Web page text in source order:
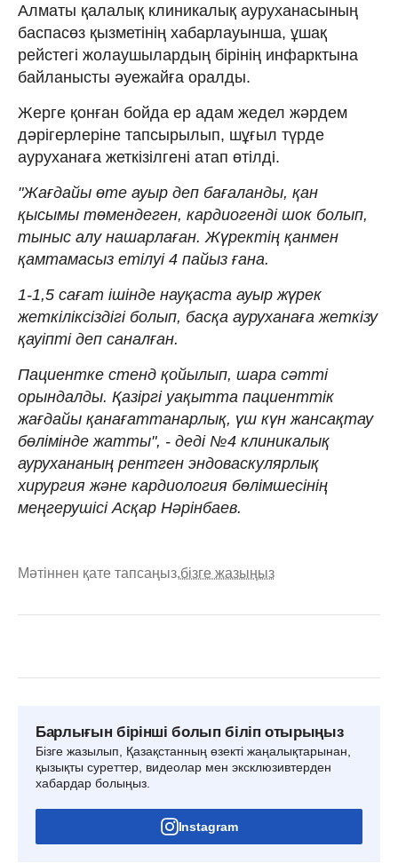
Алматы қалалық клиникалық ауруханасының
баспасөз қызметінің хабарлауынша, ұшақ
рейстегі жолаушылардың бірінің инфарктына
байланысты әуежайға оралды.
Жерге қонған бойда ер адам жедел жәрдем
дәрігерлеріне тапсырылып, шұғыл түрде
ауруханаға жеткізілгені атап өтілді.
"Жағдайы өте ауыр деп бағаланды, қан
қысымы төмендеген, кардиогенді шок болып,
тыныс алу нашарлаған. Жүректің қанмен
қамтамасыз етілуі 4 пайыз ғана.
1-1,5 сағат ішінде науқаста ауыр жүрек
жеткіліксіздігі болып, басқа ауруханаға жеткізу
қауіпті деп саналған.
Пациентке стенд қойылып, шара сәтті
орындалды. Қазіргі уақытта пациенттік
жағдайы қанағаттанарлық, үш күн жансақтау
бөлімінде жатты", - деді №4 клиникалық
аурухананың рентген эндоваскулярлық
хирургия және кардиология бөлімшесінің
меңгерушісі Асқар Нәрінбаев.
Мәтіннен қате тапсаңыз,бізге жазыңыз
Барлығын бірінші болып біліп отырыңыз
Бізге жазылып, Қазақстанның өзекті жаңалықтарынан,
қызықты суреттер, видеолар мен эксклюзивтерден
хабардар болыңыз.
Instagram